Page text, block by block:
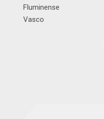
Fluminense
Vasco